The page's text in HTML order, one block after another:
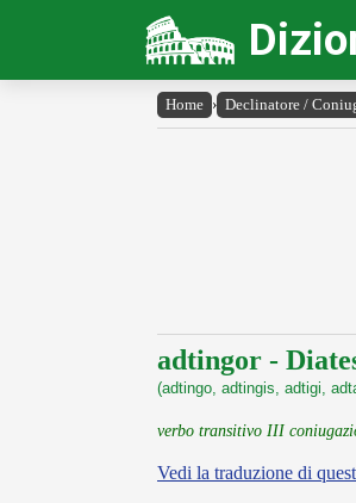
Home › Declinatore /
adtingor -
(adtingo, adtingis, adtigi,
verbo transitivo III
Vedi la traduzione di